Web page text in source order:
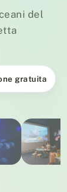
del
gratuita
01/ 09